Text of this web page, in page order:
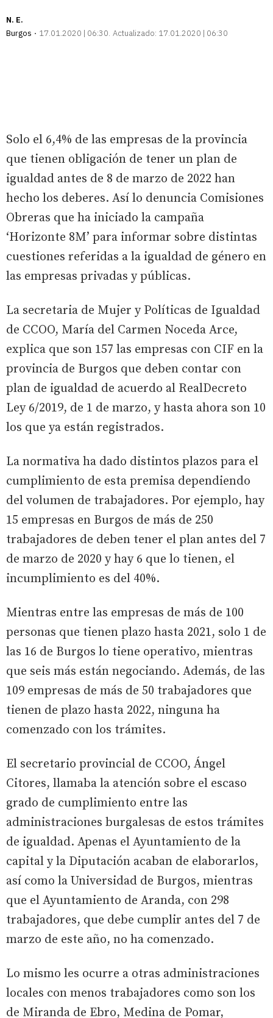
N. E.
Burgos
17.01.2020 | 06:30 Actualizado: 17.01.2020 | 06:30
Solo el 6,4% de las empresas de la provincia
que tienen obligación de tener un plan de
igualdad antes de 8 de marzo de 2022 han
hecho los deberes. Así lo denuncia Comisiones
Obreras que ha iniciado la campaña
‘Horizonte 8M’ para informar sobre distintas
cuestiones referidas a la igualdad de género en
las empresas privadas y públicas.
La secretaria de Mujer y Políticas de Igualdad
de CCOO, María del Carmen Noceda Arce,
explica que son 157 las empresas con CIF en la
provincia de Burgos que deben contar con
plan de igualdad de acuerdo al RealDecreto
Ley 6/2019, de 1 de marzo, y hasta ahora son 10
los que ya están registrados.
La normativa ha dado distintos plazos para el
cumplimiento de esta premisa dependiendo
del volumen de trabajadores. Por ejemplo, hay
15 empresas en Burgos de más de 250
trabajadores de deben tener el plan antes del 7
de marzo de 2020 y hay 6 que lo tienen, el
incumplimiento es del 40%.
Mientras entre las empresas de más de 100
personas que tienen plazo hasta 2021, solo 1 de
las 16 de Burgos lo tiene operativo, mientras
que seis más están negociando. Además, de las
109 empresas de más de 50 trabajadores que
tienen de plazo hasta 2022, ninguna ha
comenzado con los trámites.
El secretario provincial de CCOO, Ángel
Citores, llamaba la atención sobre el escaso
grado de cumplimiento entre las
administraciones burgalesas de estos trámites
de igualdad. Apenas el Ayuntamiento de la
capital y la Diputación acaban de elaborarlos,
así como la Universidad de Burgos, mientras
que el Ayuntamiento de Aranda, con 298
trabajadores, que debe cumplir antes del 7 de
marzo de este año, no ha comenzado.
Lo mismo les ocurre a otras administraciones
locales con menos trabajadores como son los
de Miranda de Ebro, Medina de Pomar,